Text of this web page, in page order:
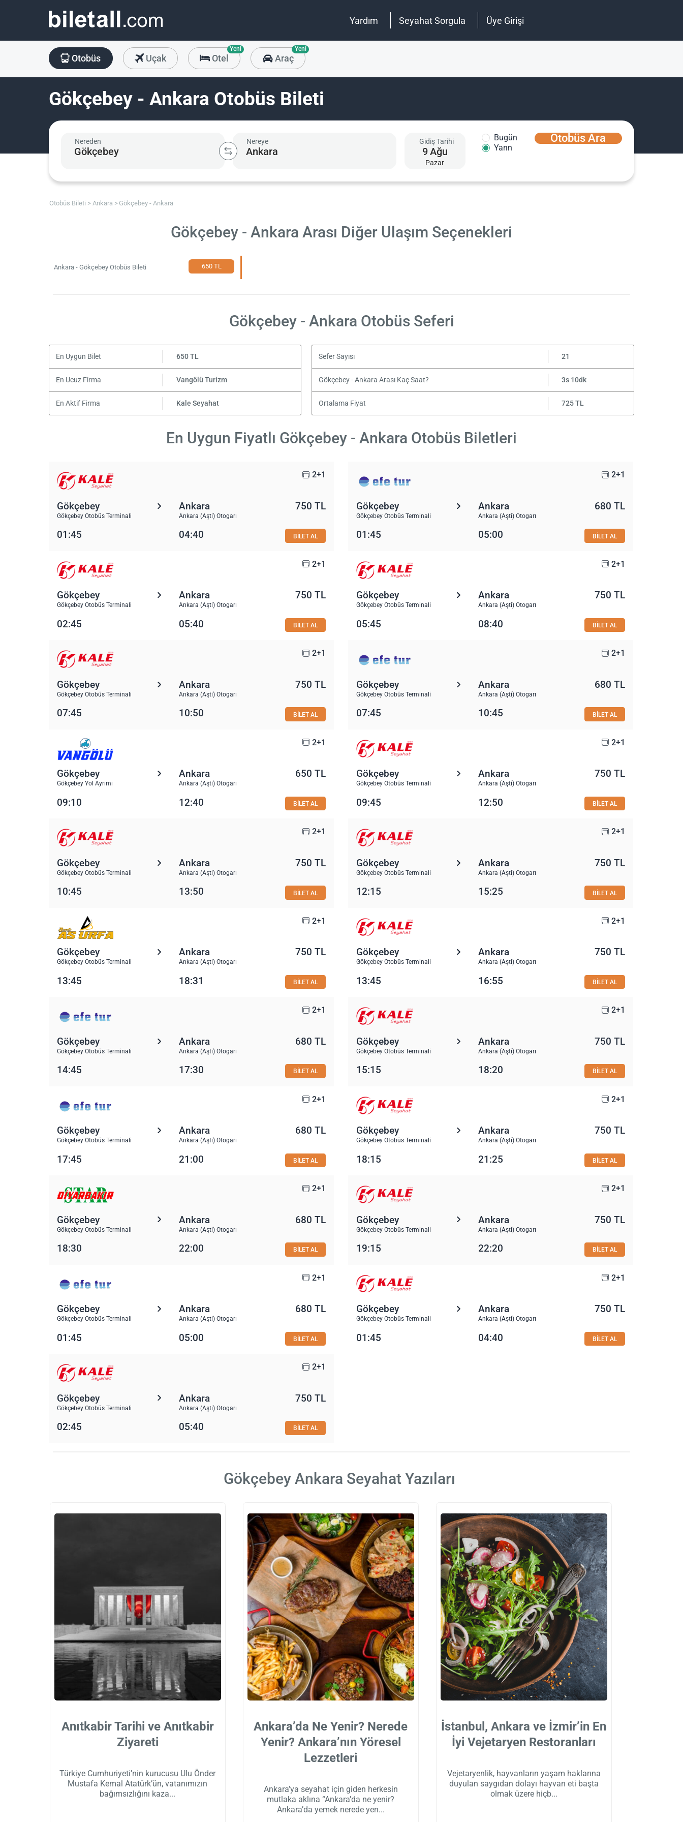
Yardım Seyahat Sorgula Üye Girişi
Otobüs Uçak Otel
Yeni
Araç
Yeni
Gökçebey - Ankara Otobüs Bileti
Nereden Nereye Gidiş Tarihi
9Ağu
Pazar
Bugün
Yarın
Otobüs Ara
Otobüs Bileti Ankara Gökçebey - Ankara
Gökçebey - Ankara Arası Diğer Ulaşım Seçenekleri
Ankara - Gökçebey Otobüs Bileti 650 TL
Gökçebey - Ankara Otobüs Seferi
En Uygun Bilet 650 TL Sefer Sayısı 21
En Ucuz Firma Vangölü Turizm Gökçebey - Ankara Arası Kaç Saat? 3s 10dk
En Aktif Firma Kale Seyahat Ortalama Fiyat 725 TL
En Uygun Fiyatlı Gökçebey - Ankara Otobüs Biletleri
2+1
Gökçebey
Gökçebey Otobüs Terminali
Ankara
Ankara (Aşti) Otogarı
750 TL
01:45 04:40 BİLET AL
2+1
Gökçebey
Gökçebey Otobüs Terminali
Ankara
Ankara (Aşti) Otogarı
680 TL
01:45 05:00 BİLET AL
2+1
Gökçebey
Gökçebey Otobüs Terminali
Ankara
Ankara (Aşti) Otogarı
750 TL
02:45 05:40 BİLET AL
2+1
Gökçebey
Gökçebey Otobüs Terminali
Ankara
Ankara (Aşti) Otogarı
750 TL
05:45 08:40 BİLET AL
2+1
Gökçebey
Gökçebey Otobüs Terminali
Ankara
Ankara (Aşti) Otogarı
750 TL
07:45 10:50 BİLET AL
2+1
Gökçebey
Gökçebey Otobüs Terminali
Ankara
Ankara (Aşti) Otogarı
680 TL
07:45 10:45 BİLET AL
2+1
Gökçebey
Gökçebey Yol Ayrımı
Ankara
Ankara (Aşti) Otogarı
650 TL
09:10 12:40 BİLET AL
2+1
Gökçebey
Gökçebey Otobüs Terminali
Ankara
Ankara (Aşti) Otogarı
750 TL
09:45 12:50 BİLET AL
2+1
Gökçebey
Gökçebey Otobüs Terminali
Ankara
Ankara (Aşti) Otogarı
750 TL
10:45 13:50 BİLET AL
2+1
Gökçebey
Gökçebey Otobüs Terminali
Ankara
Ankara (Aşti) Otogarı
750 TL
12:15 15:25 BİLET AL
2+1
Gökçebey
Gökçebey Otobüs Terminali
Ankara
Ankara (Aşti) Otogarı
750 TL
13:45 18:31 BİLET AL
2+1
Gökçebey
Gökçebey Otobüs Terminali
Ankara
Ankara (Aşti) Otogarı
750 TL
13:45 16:55 BİLET AL
2+1
Gökçebey
Gökçebey Otobüs Terminali
Ankara
Ankara (Aşti) Otogarı
680 TL
14:45 17:30 BİLET AL
2+1
Gökçebey
Gökçebey Otobüs Terminali
Ankara
Ankara (Aşti) Otogarı
750 TL
15:15 18:20 BİLET AL
2+1
Gökçebey
Gökçebey Otobüs Terminali
Ankara
Ankara (Aşti) Otogarı
680 TL
17:45 21:00 BİLET AL
2+1
Gökçebey
Gökçebey Otobüs Terminali
Ankara
Ankara (Aşti) Otogarı
750 TL
18:15 21:25 BİLET AL
2+1
Gökçebey
Gökçebey Otobüs Terminali
Ankara
Ankara (Aşti) Otogarı
680 TL
18:30 22:00 BİLET AL
2+1
Gökçebey
Gökçebey Otobüs Terminali
Ankara
Ankara (Aşti) Otogarı
750 TL
19:15 22:20 BİLET AL
2+1
Gökçebey
Gökçebey Otobüs Terminali
Ankara
Ankara (Aşti) Otogarı
680 TL
01:45 05:00 BİLET AL
2+1
Gökçebey
Gökçebey Otobüs Terminali
Ankara
Ankara (Aşti) Otogarı
750 TL
01:45 04:40 BİLET AL
2+1
Gökçebey
Gökçebey Otobüs Terminali
Ankara
Ankara (Aşti) Otogarı
750 TL
02:45 05:40 BİLET AL
Gökçebey Ankara Seyahat Yazıları
Anıtkabir Tarihi ve Anıtkabir
Ziyareti
Türkiye Cumhuriyeti’nin kurucusu Ulu Önder
Mustafa Kemal Atatürk’ün, vatanımızın
bağımsızlığını kaza
Ankara’da Ne Yenir? Nerede
Yenir? Ankara’nın Yöresel
Lezzetleri
Ankara’ya seyahat için giden herkesin
mutlaka aklına “Ankara’da ne yenir?
Ankara’da yemek nerede yen
İstanbul, Ankara ve İzmir’in En
İyi Vejetaryen Restoranları
Vejetaryenlik, hayvanların yaşam haklarına
duyulan saygıdan dolayı hayvan eti başta
olmak üzere hiçb